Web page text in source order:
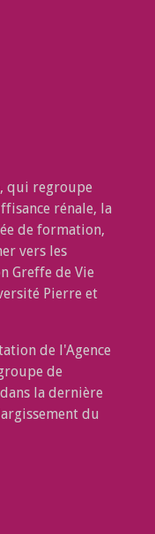
qui regroupe
rénale, la
de formation,
vers les
Greffe de Vie
Pierre et
de l'Agence
de
la dernière
du